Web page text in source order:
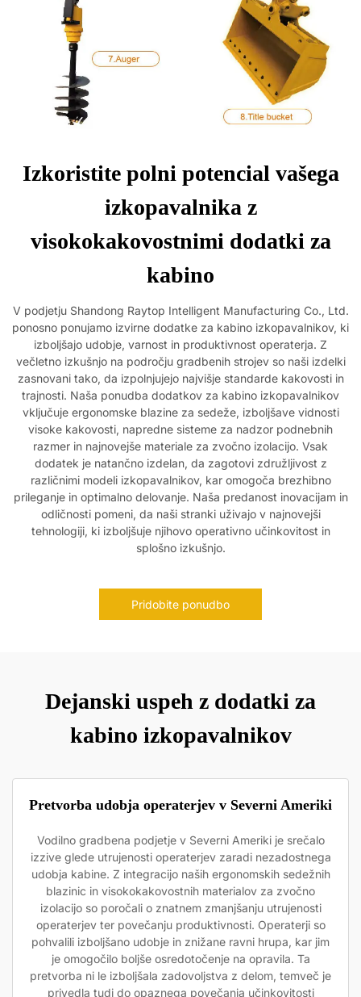
Izkoristite polni potencial vašega
izkopavalnika z
visokokakovostnimi dodatki za
kabino
V podjetju Shandong Raytop Intelligent Manufacturing Co., Ltd.
ponosno ponujamo izvirne dodatke za kabino izkopavalnikov, ki
izboljšajo udobje, varnost in produktivnost operaterja. Z
večletno izkušnjo na področju gradbenih strojev so naši izdelki
zasnovani tako, da izpolnjujejo najvišje standarde kakovosti in
trajnosti. Naša ponudba dodatkov za kabino izkopavalnikov
vključuje ergonomske blazine za sedeže, izboljšave vidnosti
visoke kakovosti, napredne sisteme za nadzor podnebnih
razmer in najnovejše materiale za zvočno izolacijo. Vsak
dodatek je natančno izdelan, da zagotovi združljivost z
različnimi modeli izkopavalnikov, kar omogoča brezhibno
prileganje in optimalno delovanje. Naša predanost inovacijam in
odličnosti pomeni, da naši stranki uživajo v najnovejši
tehnologiji, ki izboljšuje njihovo operativno učinkovitost in
splošno izkušnjo.
Pridobite ponudbo
Dejanski uspeh z dodatki za
kabino izkopavalnikov
Pretvorba udobja operaterjev v Severni Ameriki
Vodilno gradbena podjetje v Severni Ameriki je srečalo
izzive glede utrujenosti operaterjev zaradi nezadostnega
udobja kabine. Z integracijo naših ergonomskih sedežnih
blazinic in visokokakovostnih materialov za zvočno
izolacijo so poročali o znatnem zmanjšanju utrujenosti
operaterjev ter povečanju produktivnosti. Operaterji so
pohvalili izboljšano udobje in znižane ravni hrupa, kar jim
je omogočilo boljše osredotočenje na opravila. Ta
pretvorba ni le izboljšala zadovoljstva z delom, temveč je
privedla tudi do opaznega povečanja učinkovitosti